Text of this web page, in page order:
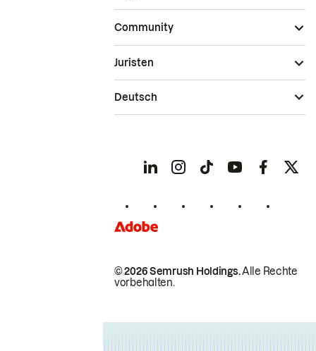
Community
© 2026 Semrush Holdings.Alle Rechte
vorbehalten.
Juristen
Deutsch